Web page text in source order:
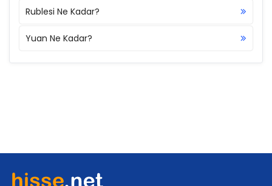
Rublesi Ne Kadar?
Yuan Ne Kadar?